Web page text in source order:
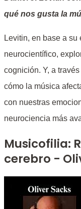
qué nos gusta la
Levitin, en base a
neurocientífico,
cognición. Y, a
cómo la música
con nuestras
neurociencia más
Musicofilia:
cerebro -